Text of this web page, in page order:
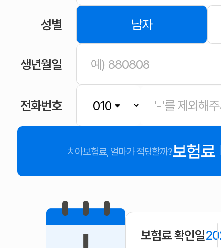
성별 남자
생년월일
전화번호
치아보험료, 얼마가 적당할까?보험료
보험료 확인일